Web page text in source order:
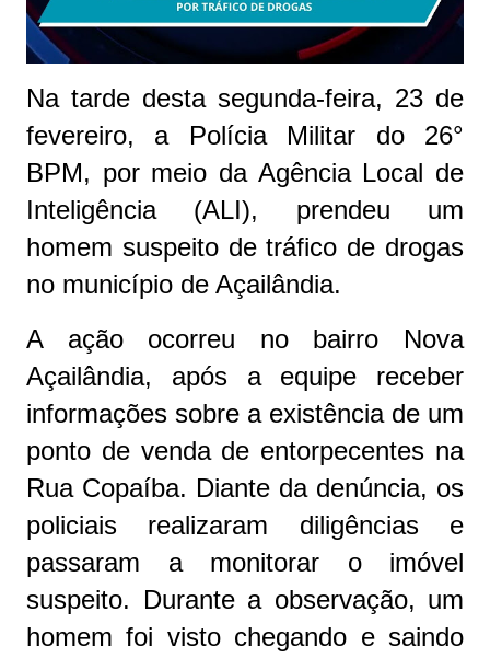
Na tarde desta segunda-feira, 23 de
fevereiro, a Polícia Militar do 26°
BPM, por meio da Agência Local de
Inteligência (ALI), prendeu um
homem suspeito de tráfico de drogas
no município de Açailândia.
A ação ocorreu no bairro Nova
Açailândia, após a equipe receber
informações sobre a existência de um
ponto de venda de entorpecentes na
Rua Copaíba. Diante da denúncia, os
policiais realizaram diligências e
passaram a monitorar o imóvel
suspeito. Durante a observação, um
homem foi visto chegando e saindo